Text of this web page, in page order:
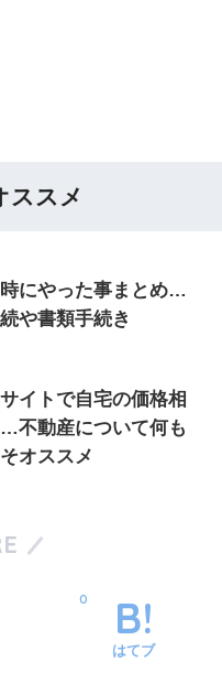
ススメ
にやった事まとめ…
や書類手続き
イトで自宅の価格相
不動産について何も
オススメ
はてブ
0